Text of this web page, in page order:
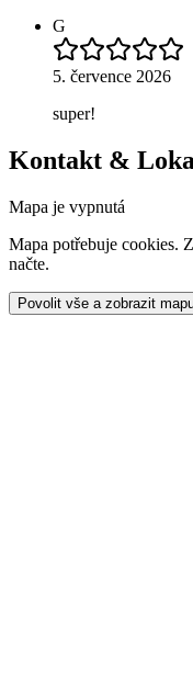
G
5. července 2026
super!
Kontakt &
Mapa je vypnutá
Mapa potřebuje cookies.
načte.
Povolit vše a zobrazit